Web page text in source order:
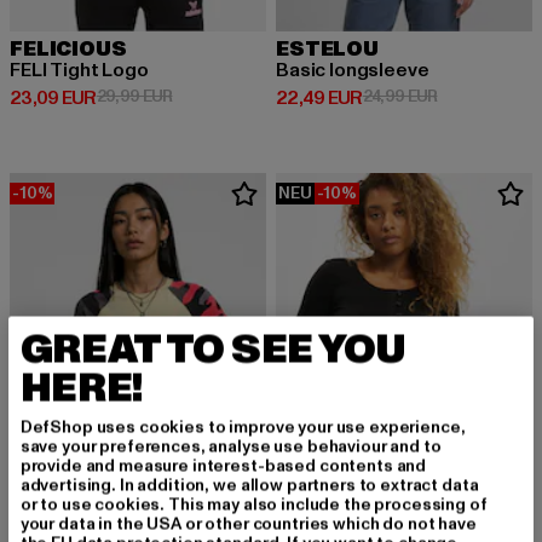
FELICIOUS
FELI Tight Logo
23,09 EUR
Derzeitiger Preis: 23,09 EUR
29,99 EURAktionspreis: 29,99 EUR
ESTELOU
Basic longsleeve
22,49 EUR
Derzeitiger Preis: 22,49 EUR
24,99 EURAktionspreis:
-10% NEU -10%
URBAN CLASSICS
GREAT TO SEE YOU
HERE!
DefShop uses cookies to improve your use experience,
save your preferences, analyse use behaviour and to
provide and measure interest-based contents and
advertising. In addition, we allow partners to extract data
or to use cookies. This may also include the processing of
your data in the USA or other countries which do not have